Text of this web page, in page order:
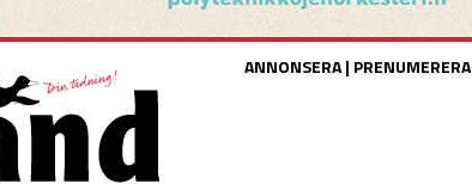
ANNONSERA| PRENUMERERA